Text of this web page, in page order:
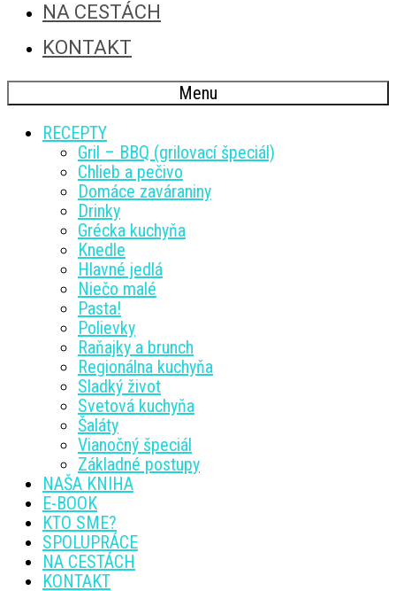
NA CESTÁCH
KONTAKT
Menu
RECEPTY
Gril – BBQ (grilovací špeciál)
Chlieb a pečivo
Domáce zaváraniny
Drinky
Grécka kuchyňa
Knedle
Hlavné jedlá
Niečo malé
Pasta!
Polievky
Raňajky a brunch
Regionálna kuchyňa
Sladký život
Svetová kuchyňa
Šaláty
Vianočný špeciál
Základné postupy
NAŠA KNIHA
E-BOOK
KTO SME?
SPOLUPRÁCE
NA CESTÁCH
KONTAKT